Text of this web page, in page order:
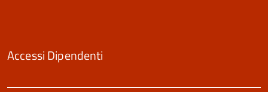
Accessi Dipendenti